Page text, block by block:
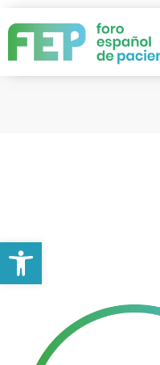
Abrir barra de herramientas